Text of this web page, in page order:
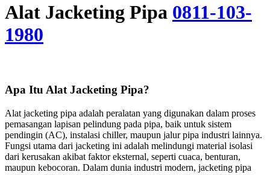
Alat Jacketing Pipa 0811-103-
1980
Apa Itu Alat Jacketing Pipa?
Alat jacketing pipa adalah peralatan yang digunakan dalam proses
pemasangan lapisan pelindung pada pipa, baik untuk sistem
pendingin (AC), instalasi chiller, maupun jalur pipa industri lainnya.
Fungsi utama dari jacketing ini adalah melindungi material isolasi
dari kerusakan akibat faktor eksternal, seperti cuaca, benturan,
maupun kebocoran. Dalam dunia industri modern, jacketing pipa